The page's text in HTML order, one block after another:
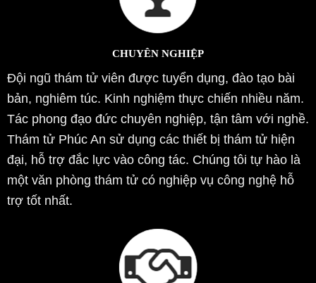
CHUYÊN NGHIỆP
Đội ngũ thám tử viên được tuyển dụng, đào tạo bài
bản, nghiêm túc. Kinh nghiệm thực chiến nhiều năm.
Tác phong đạo đức chuyên nghiệp, tận tâm với nghề.
Thám tử Phúc An sử dụng các thiết bị thám tử hiện
đại, hỗ trợ đắc lực vào công tác. Chúng tôi tự hào là
một văn phòng thám tử có nghiệp vụ công nghệ hỗ
trợ tốt nhất.